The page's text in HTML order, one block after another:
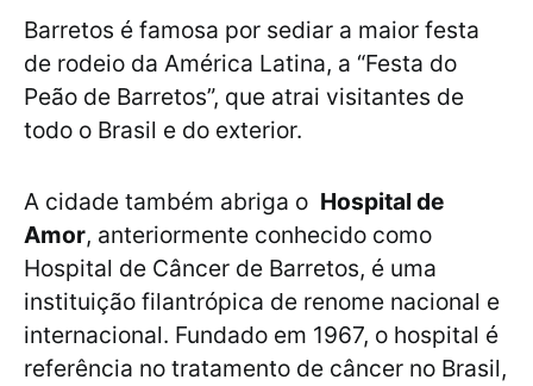
Barretos é famosa por sediar a maior festa
de rodeio da América Latina, a “Festa do
Peão de Barretos”, que atrai visitantes de
todo o Brasil e do exterior.
A cidade também abriga o Hospital de
Amor, anteriormente conhecido como
Hospital de Câncer de Barretos, é uma
instituição filantrópica de renome nacional e
internacional. Fundado em 1967, o hospital é
referência no tratamento de câncer no Brasil,